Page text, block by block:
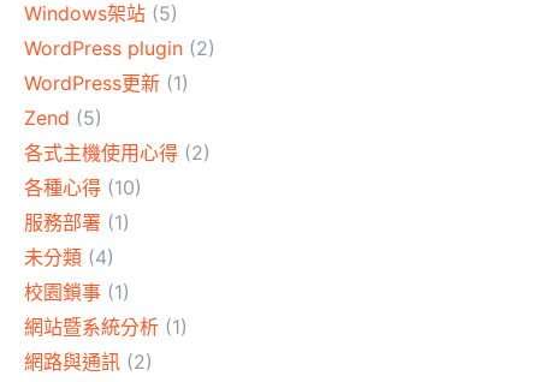
Windows架站 (5)
WordPress plugin (2)
WordPress更新 (1)
Zend (5)
各式主機使用心得 (2)
各種心得 (10)
服務部署 (1)
未分類 (4)
校園鎖事 (1)
網站暨系統分析 (1)
網路與通訊 (2)